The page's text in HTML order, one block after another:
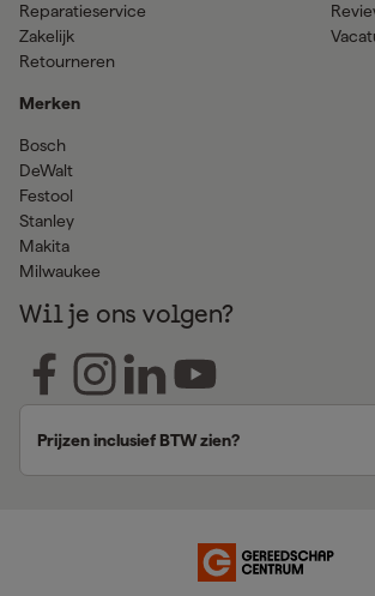
Reparatieservice
Zakelijk
Retourneren
Merken
Bosch
DeWalt
Festool
Stanley
Makita
Milwaukee
Wil je ons volgen?
Prijzen inclusief BTW zien?